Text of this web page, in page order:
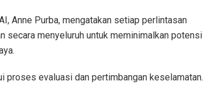
Anne Purba, mengatakan setiap perlintasan
secara menyeluruh untuk meminimalkan potensi
proses evaluasi dan pertimbangan keselamatan.